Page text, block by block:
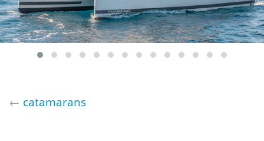
ÉVÉNEMENTS
BLOG
← catamarans